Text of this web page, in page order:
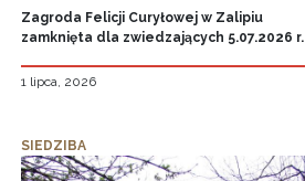
Zagroda Felicji Curyłowej w Zalipiu
zamknięta dla zwiedzających 5.07.2026 r.
1 lipca, 2026
SIEDZIBA